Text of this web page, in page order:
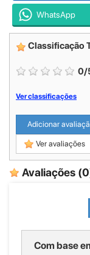
WhatsApp
Classificação
0/
Ver classificações
Adicionar
Ver avaliações
Avaliações
Com base